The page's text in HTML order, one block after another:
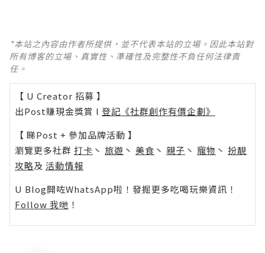
*本站之內容由作者所提供，並不代表本站的立場。因此本站對
所有博客的立場、真實性、準確性及完整性不負任何法律責
任。
【 U Creator 招募 】
出Post賺現金獎賞 l 登記《社群創作有價企劃》
【 睇Post + 參加品牌活動 】
瀏覽更多社群 打卡 丶 旅遊 丶 美食 丶 親子 丶 寵物 丶 扮靚
攻略及 活動情報
U Blog開咗WhatsApp啦！發掘更多吃喝玩樂資訊！
Follow 我哋 ！